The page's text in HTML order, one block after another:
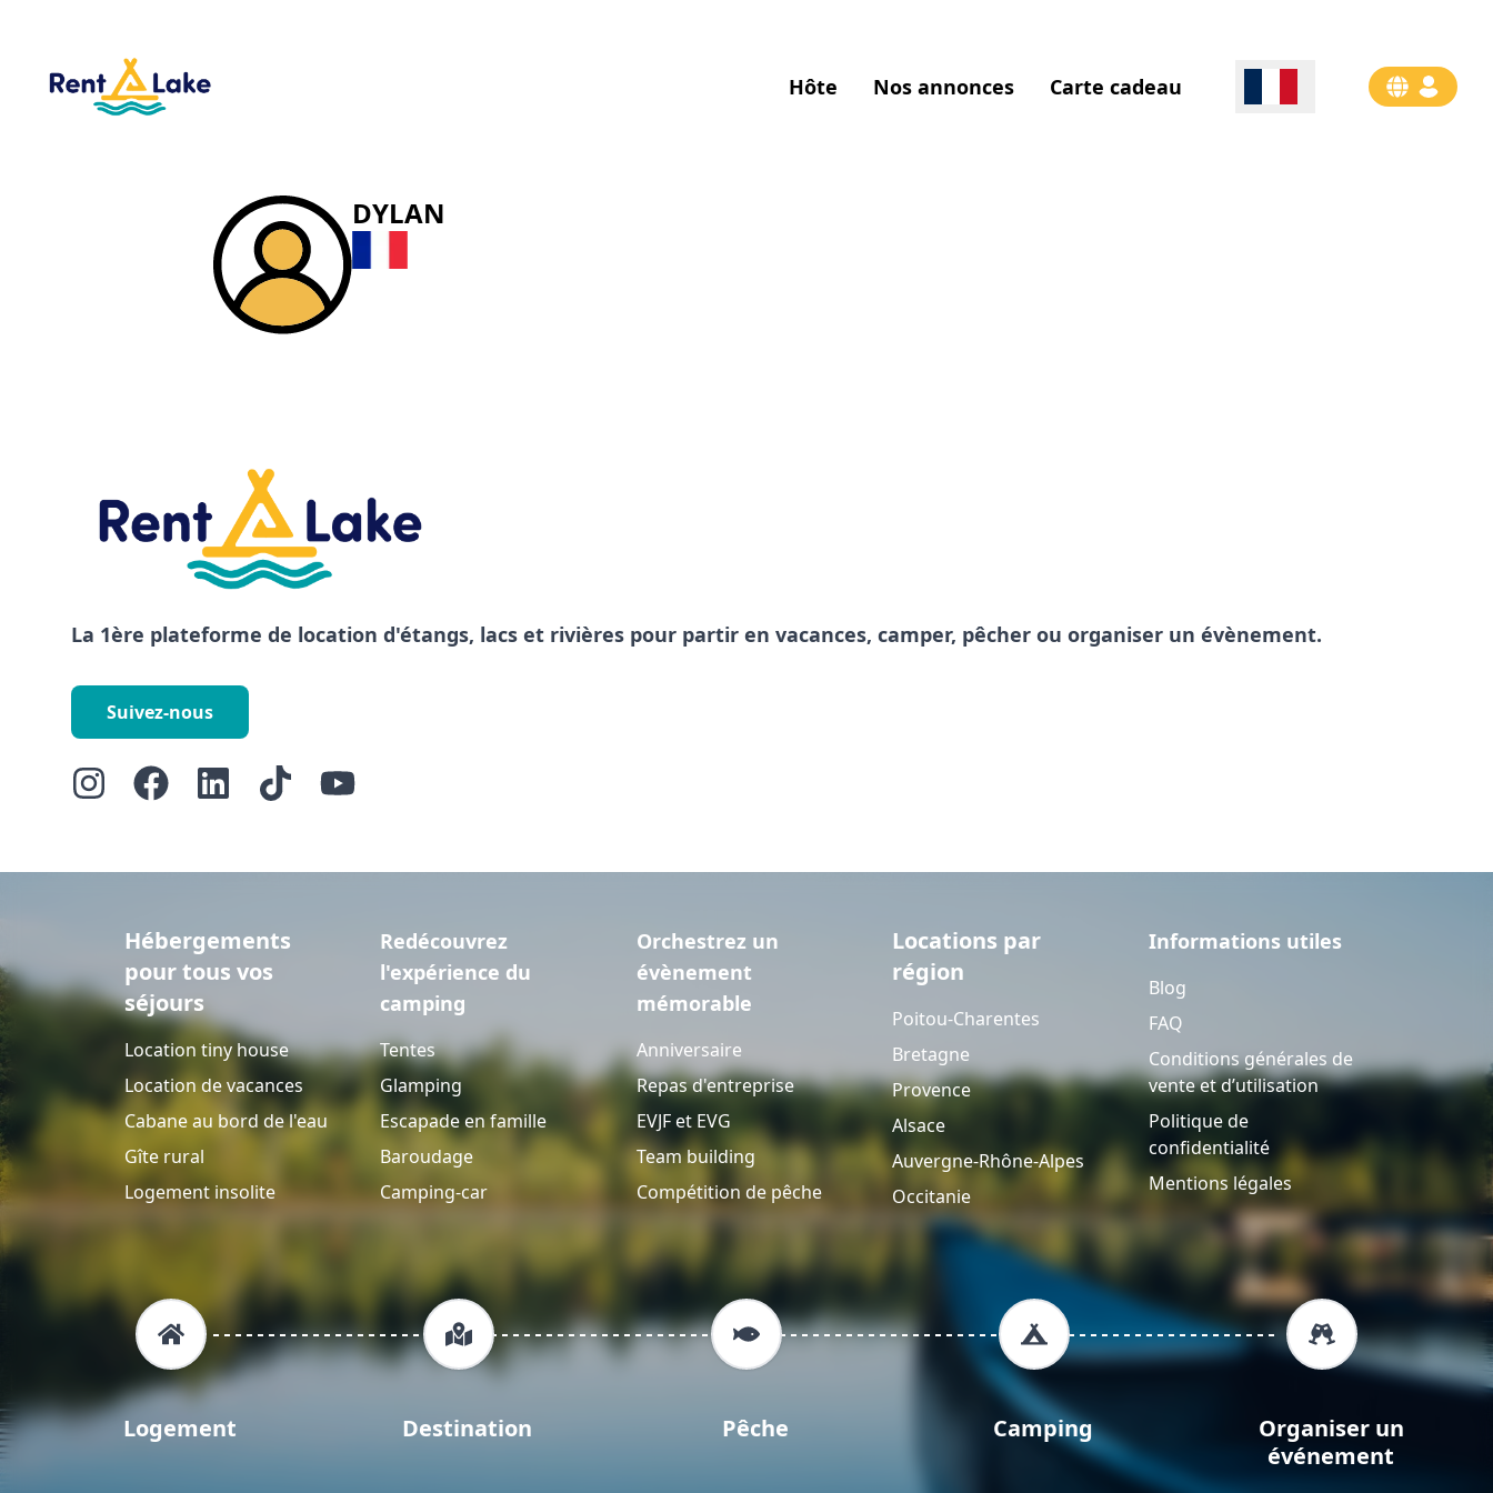
Hôte Nos annonces Carte cadeau
DYLAN
La 1ère plateforme de location d'étangs, lacs et rivières pour partir en vacances, camper, pêcher ou organiser un évènement.
Suivez-nous
Hébergements
pour tous vos
séjours
Location tiny house
Location de vacances
Cabane au bord de l'eau
Gîte rural
Logement insolite
Redécouvrez
l'expérience du
camping
Tentes
Glamping
Escapade en famille
Baroudage
Camping-car
Orchestrez un
évènement
mémorable
Anniversaire
Repas d'entreprise
EVJF et EVG
Team building
Compétition de pêche
Locations par
région
Poitou-Charentes
Bretagne
Provence
Alsace
Auvergne-Rhône-Alpes
Occitanie
Informations utiles
Blog
FAQ
Conditions générales de
vente et d’utilisation
Politique de
confidentialité
Mentions légales
Logement Destination Pêche Camping
Organiser un
événement